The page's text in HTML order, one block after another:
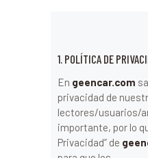
1. POLÍTICA DE
En geencar.com
privacidad de
lectores/usuarios/
importante, por lo
Privacidad” de